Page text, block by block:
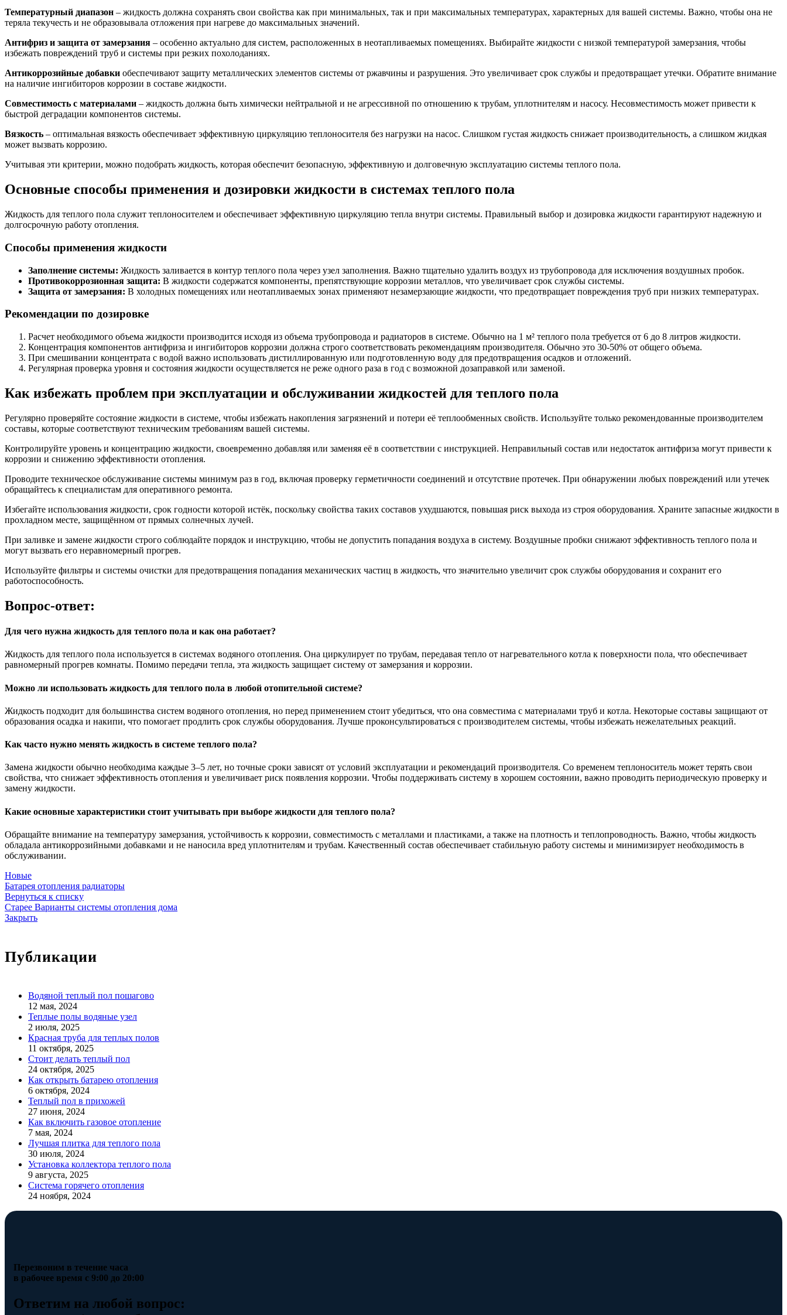
Температурный диапазон – жидкость должна сохранять свои свойства как при минимальных, так и при максимальных температурах, характерных для вашей системы. Важно, чтобы она не
теряла текучесть и не образовывала отложения при нагреве до максимальных значений.
Антифриз и защита от замерзания – особенно актуально для систем, расположенных в неотапливаемых помещениях. Выбирайте жидкости с низкой температурой замерзания, чтобы
избежать повреждений труб и системы при резких похолоданиях.
Антикоррозийные добавки обеспечивают защиту металлических элементов системы от ржавчины и разрушения. Это увеличивает срок службы и предотвращает утечки. Обратите внимание
на наличие ингибиторов коррозии в составе жидкости.
Совместимость с материалами – жидкость должна быть химически нейтральной и не агрессивной по отношению к трубам, уплотнителям и насосу. Несовместимость может привести к
быстрой деградации компонентов системы.
Вязкость – оптимальная вязкость обеспечивает эффективную циркуляцию теплоносителя без нагрузки на насос. Слишком густая жидкость снижает производительность, а слишком жидкая
может вызвать коррозию.
Учитывая эти критерии, можно подобрать жидкость, которая обеспечит безопасную, эффективную и долговечную эксплуатацию системы теплого пола.
Основные способы применения и дозировки жидкости в системах теплого пола
Жидкость для теплого пола служит теплоносителем и обеспечивает эффективную циркуляцию тепла внутри системы. Правильный выбор и дозировка жидкости гарантируют надежную и
долгосрочную работу отопления.
Способы применения жидкости
Заполнение системы: Жидкость заливается в контур теплого пола через узел заполнения. Важно тщательно удалить воздух из трубопровода для исключения воздушных пробок.
Противокоррозионная защита: В жидкости содержатся компоненты, препятствующие коррозии металлов, что увеличивает срок службы системы.
Защита от замерзания: В холодных помещениях или неотапливаемых зонах применяют незамерзающие жидкости, что предотвращает повреждения труб при низких температурах.
Рекомендации по дозировке
Расчет необходимого объема жидкости производится исходя из объема трубопровода и радиаторов в системе. Обычно на 1 м² теплого пола требуется от 6 до 8 литров жидкости.
Концентрация компонентов антифриза и ингибиторов коррозии должна строго соответствовать рекомендациям производителя. Обычно это 30-50% от общего объема.
При смешивании концентрата с водой важно использовать дистиллированную или подготовленную воду для предотвращения осадков и отложений.
Регулярная проверка уровня и состояния жидкости осуществляется не реже одного раза в год с возможной дозаправкой или заменой.
Как избежать проблем при эксплуатации и обслуживании жидкостей для теплого пола
Регулярно проверяйте состояние жидкости в системе, чтобы избежать накопления загрязнений и потери её теплообменных свойств. Используйте только рекомендованные производителем
составы, которые соответствуют техническим требованиям вашей системы.
Контролируйте уровень и концентрацию жидкости, своевременно добавляя или заменяя её в соответствии с инструкцией. Неправильный состав или недостаток антифриза могут привести к
коррозии и снижению эффективности отопления.
Проводите техническое обслуживание системы минимум раз в год, включая проверку герметичности соединений и отсутствие протечек. При обнаружении любых повреждений или утечек
обращайтесь к специалистам для оперативного ремонта.
Избегайте использования жидкости, срок годности которой истёк, поскольку свойства таких составов ухудшаются, повышая риск выхода из строя оборудования. Храните запасные жидкости в
прохладном месте, защищённом от прямых солнечных лучей.
При заливке и замене жидкости строго соблюдайте порядок и инструкцию, чтобы не допустить попадания воздуха в систему. Воздушные пробки снижают эффективность теплого пола и
могут вызвать его неравномерный прогрев.
Используйте фильтры и системы очистки для предотвращения попадания механических частиц в жидкость, что значительно увеличит срок службы оборудования и сохранит его
работоспособность.
Вопрос-ответ:
Для чего нужна жидкость для теплого пола и как она работает?
Жидкость для теплого пола используется в системах водяного отопления. Она циркулирует по трубам, передавая тепло от нагревательного котла к поверхности пола, что обеспечивает
равномерный прогрев комнаты. Помимо передачи тепла, эта жидкость защищает систему от замерзания и коррозии.
Можно ли использовать жидкость для теплого пола в любой отопительной системе?
Жидкость подходит для большинства систем водяного отопления, но перед применением стоит убедиться, что она совместима с материалами труб и котла. Некоторые составы защищают от
образования осадка и накипи, что помогает продлить срок службы оборудования. Лучше проконсультироваться с производителем системы, чтобы избежать нежелательных реакций.
Как часто нужно менять жидкость в системе теплого пола?
Замена жидкости обычно необходима каждые 3–5 лет, но точные сроки зависят от условий эксплуатации и рекомендаций производителя. Со временем теплоноситель может терять свои
свойства, что снижает эффективность отопления и увеличивает риск появления коррозии. Чтобы поддерживать систему в хорошем состоянии, важно проводить периодическую проверку и
замену жидкости.
Какие основные характеристики стоит учитывать при выборе жидкости для теплого пола?
Обращайте внимание на температуру замерзания, устойчивость к коррозии, совместимость с металлами и пластиками, а также на плотность и теплопроводность. Важно, чтобы жидкость
обладала антикоррозийными добавками и не наносила вред уплотнителям и трубам. Качественный состав обеспечивает стабильную работу системы и минимизирует необходимость в
обслуживании.
Новые
Батарея отопления радиаторы
Вернуться к списку
Старее Варианты системы отопления дома
Закрыть
Публикации
Водяной теплый пол пошагово
12 мая, 2024
Теплые полы водяные узел
2 июля, 2025
Красная труба для теплых полов
11 октября, 2025
Стоит делать теплый пол
24 октября, 2025
Как открыть батарею отопления
6 октября, 2024
Теплый пол в прихожей
27 июня, 2024
Как включить газовое отопление
7 мая, 2024
Лучшая плитка для теплого пола
30 июля, 2024
Установка коллектора теплого пола
9 августа, 2025
Система горячего отопления
24 ноября, 2024
Перезвоним в течение часа
в рабочее время с 9:00 до 20:00
Ответим на любой вопрос: